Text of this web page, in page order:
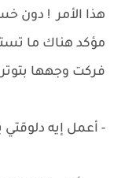
هذا الأمر ! دون
مؤكد هناك ما
فركت وجهها
- أعمل إيه